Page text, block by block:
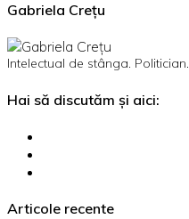
Gabriela Crețu
Intelectual de stânga.
Hai să discutăm și aici:
Articole recente